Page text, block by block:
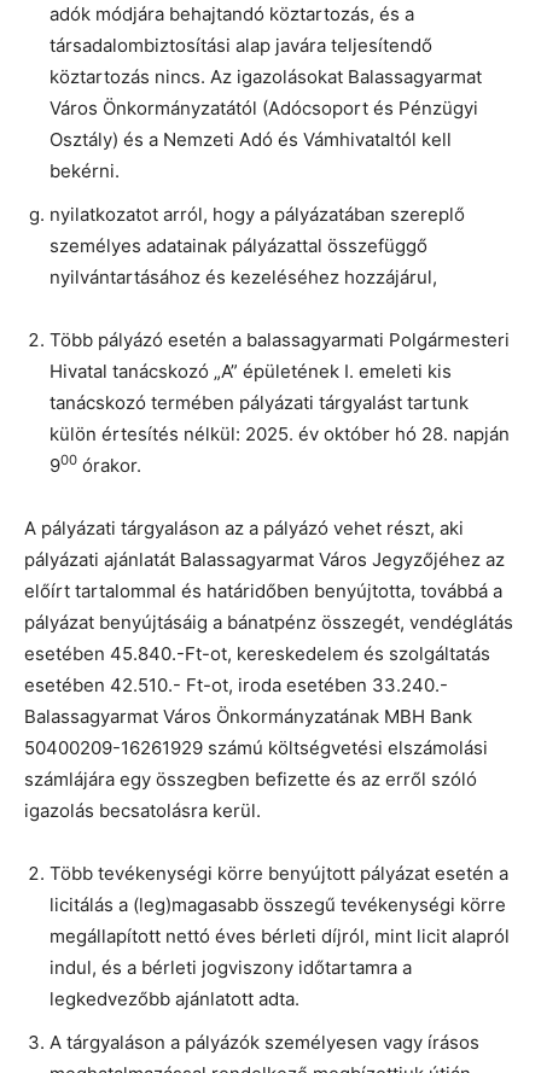
adók módjára behajtandó köztartozás, és a
társadalombiztosítási alap javára teljesítendő
köztartozás nincs. Az igazolásokat Balassagyarmat
Város Önkormányzatától (Adócsoport és Pénzügyi
Osztály) és a Nemzeti Adó és Vámhivataltól kell
bekérni.
nyilatkozatot arról, hogy a pályázatában szereplő
személyes adatainak pályázattal összefüggő
nyilvántartásához és kezeléséhez hozzájárul,
Több pályázó esetén a balassagyarmati Polgármesteri
Hivatal tanácskozó „A” épületének I. emeleti kis
tanácskozó termében pályázati tárgyalást tartunk
külön értesítés nélkül: 2025. év október hó 28. napján
900 órakor.
A pályázati tárgyaláson az a pályázó vehet részt, aki
pályázati ajánlatát Balassagyarmat Város Jegyzőjéhez az
előírt tartalommal és határidőben benyújtotta, továbbá a
pályázat benyújtásáig a bánatpénz összegét, vendéglátás
esetében 45.840.-Ft-ot, kereskedelem és szolgáltatás
esetében 42.510.- Ft-ot, iroda esetében 33.240.-
Balassagyarmat Város Önkormányzatának MBH Bank
50400209-16261929 számú költségvetési elszámolási
számlájára egy összegben befizette és az erről szóló
igazolás becsatolásra kerül.
Több tevékenységi körre benyújtott pályázat esetén a
licitálás a (leg)magasabb összegű tevékenységi körre
megállapított nettó éves bérleti díjról, mint licit alapról
indul, és a bérleti jogviszony időtartamra a
legkedvezőbb ajánlatott adta.
A tárgyaláson a pályázók személyesen vagy írásos